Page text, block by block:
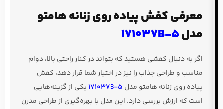
معرفی کفش پیاده روی زنانه هامتو
مدل171037B-5
اگر به دنبال کفشی هستید که بتواند در کنار راحتی بالا، دوام
مناسب و طراحی جذاب را نیز در اختیار شما قرار دهد، کفش
پیاده روی زنانه هامتو مدل 171037B-5 یکی از گزینه‌هایی
است که ارزش بررسی دارد. این مدل با بهره‌گیری از طراحی مدرن